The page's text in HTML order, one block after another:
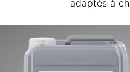
adaptés à